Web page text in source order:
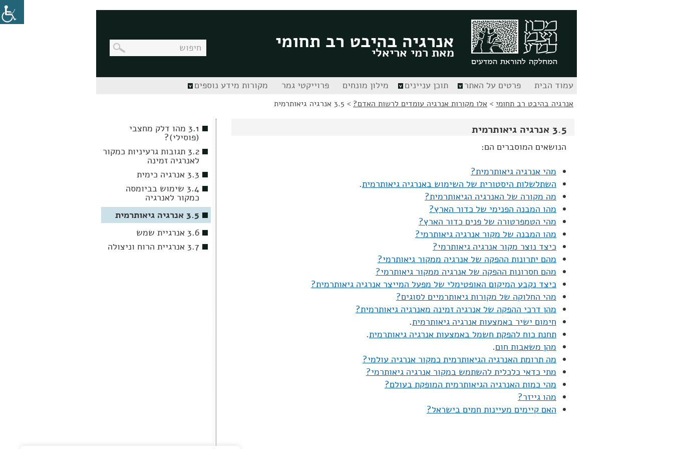
אנרגיה בהיבט רב תחומי
מאת רמי אריאלי
עמוד הבית פרטים על האתר תוכן עניינים מילון מונחים פרוייקטי גמר מקורות מידע נוספים
אנרגיה בהיבט רב תחומי > אלו מקורות אנרגיה עומדים לרשות האדם? > 3.5 אנרגיה גיאותרמית
3.5 אנרגיה גיאותרמית
הנושאים המוסברים הם:
מהי אנרגיה גיאותרמית?
השתלשלות היסטורית של השימוש באנרגיה גיאותרמית.
מה מקורה של האנרגיה הגיאותרמית?
מהו המבנה הפנימי של כדור הארץ?
מהי הטמפרטורה של פנים כדור הארץ?
מהו המבנה של מקור אנרגיה גיאותרמי?
כיצד נוצר מקור אנרגיה גיאותרמי?
מהם יתרונות ההפקה של אנרגיה ממקור גיאותרמי?
מהם חסרונות ההפקה של אנרגיה ממקור גיאותרמי?
כיצד נקבע המיקום האופטימלי של מפעל המייצר אנרגיה גיאותרמית?
מהי החלוקה של מקורות גיאותרמיים לסוגים?
מהן דרכי ההפקה של אנרגיה זמינה מאנרגיה גיאותרמית?
חימום ישיר באמצעות אנרגיה גיאותרמית.
תחנת כוח להפקת חשמל באמצעות אנרגיה גיאותרמית.
מהן משאבות חום.
מה תרומת האנרגיה הגיאותרמית כמקור אנרגיה עולמי?
מתי כדאי כלכלית להשתמש במקור אנרגיה גיאותרמי?
מהי כמות האנרגיה הגיאותרמית המופקת בעולם?
מהו גייזר?
האם קיימים מעיינות חמים בישראל?
3.1 מהו דלק מחצבי
(פוסילי)?
3.2 תגובות גרעיניות כמקור
לאנרגיה זמינה
3.3 אנרגיה כימית
3.4 שימוש בביומסה
כמקור לאנרגיה
3.5 אנרגיה גיאותרמית
3.6 אנרגיית שמש
3.7 אנרגיית הרוח וניצולה